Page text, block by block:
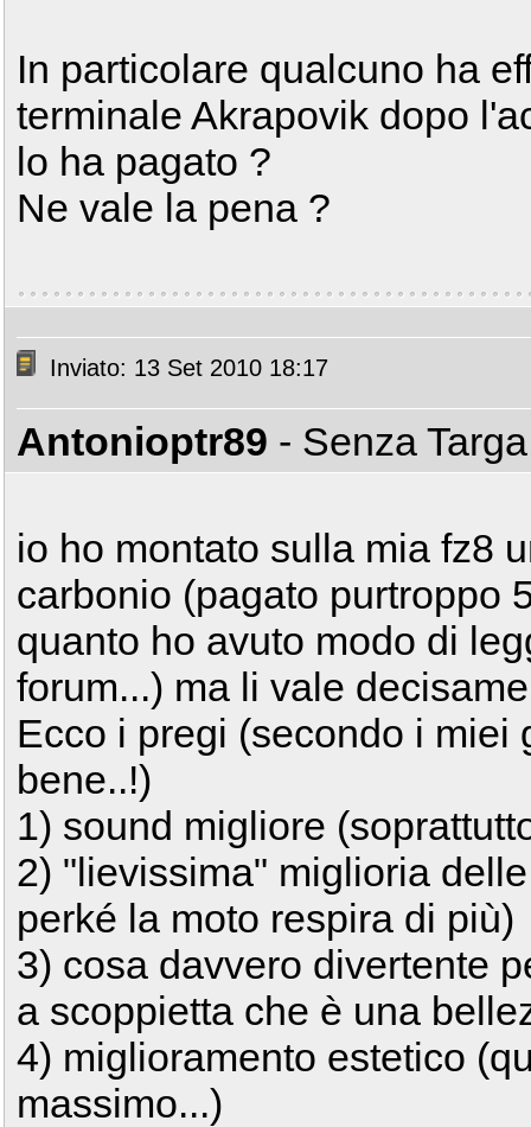
In particolare qualcuno ha
terminale Akrapovik dopo
lo ha pagato ?
Ne vale la pena ?
Inviato: 13 Set 2010 18:17
Antonioptr89 - Senza
io ho montato sulla mia fz8
carbonio (pagato purtroppo
quanto ho avuto modo di
forum...) ma li vale
Ecco i pregi (secondo i miei
bene..!)
1) sound migliore
2) "lievissima" miglioria
perké la moto respira di più)
3) cosa davvero divertente
a scoppietta che è una
4) miglioramento estetico
massimo...)